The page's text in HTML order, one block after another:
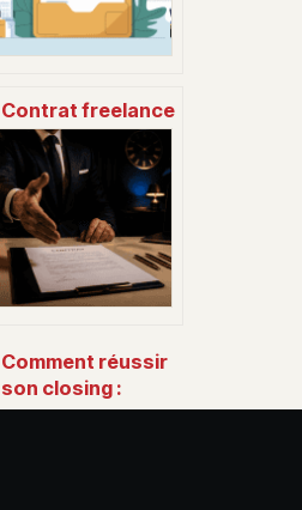
Contrat freelance
: clauses
essentielles,
modèles et pièges
à éviter
Comment réussir
son closing :
psychologie,